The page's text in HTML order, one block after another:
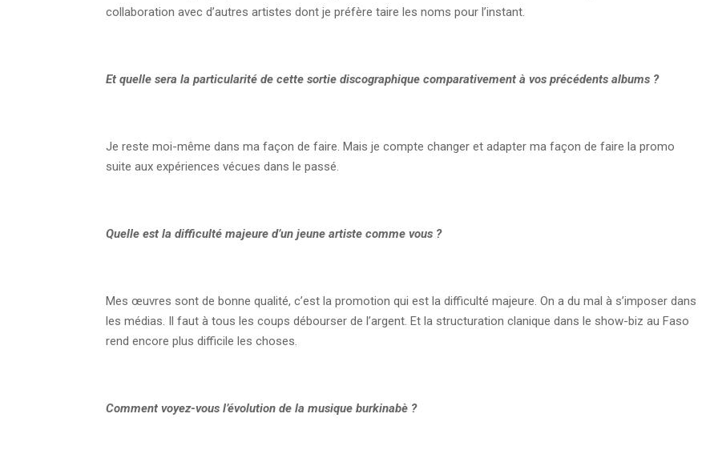
collaboration avec d’autres artistes dont je préfère taire les noms pour l’instant.
Et quelle sera la particularité de cette sortie discographique comparativement à vos précédents albums ?
Je reste moi-même dans ma façon de faire. Mais je compte changer et adapter ma façon de faire la promo
suite aux expériences vécues dans le passé.
Quelle est la difficulté majeure d’un jeune artiste comme vous ?
Mes œuvres sont de bonne qualité, c’est la promotion qui est la difficulté majeure. On a du mal à s’imposer dans
les médias. Il faut à tous les coups débourser de l’argent. Et la structuration clanique dans le show-biz au Faso
rend encore plus difficile les choses.
Comment voyez-vous l’évolution de la musique burkinabè ?